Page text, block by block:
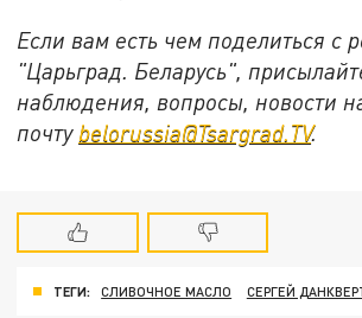
Если вам есть чем поделиться с
"Царьград. Беларусь",
наблюдения, вопросы, новости
почту belorussia@Tsargrad.TV.
ТЕГИ: СЛИВОЧНОЕ МАСЛО СЕРГЕЙ